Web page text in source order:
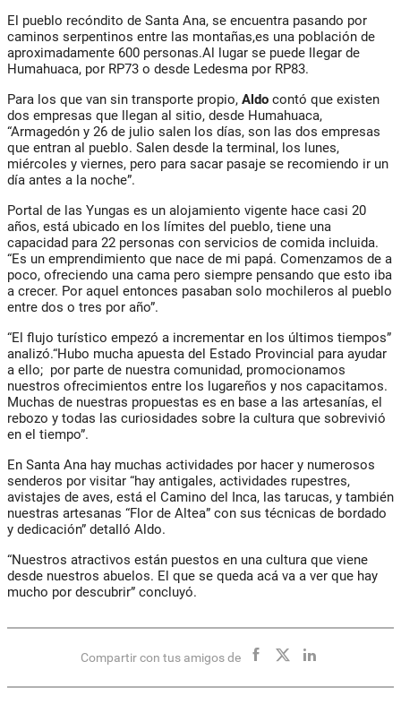
El pueblo recóndito de Santa Ana, se encuentra pasando por
caminos serpentinos entre las montañas,es una población de
aproximadamente 600 personas.Al lugar se puede llegar de
Humahuaca, por RP73 o desde Ledesma por RP83.
Para los que van sin transporte propio, Aldo contó que existen
dos empresas que llegan al sitio, desde Humahuaca,
“Armagedón y 26 de julio salen los días, son las dos empresas
que entran al pueblo. Salen desde la terminal, los lunes,
miércoles y viernes, pero para sacar pasaje se recomiendo ir un
día antes a la noche”.
Portal de las Yungas es un alojamiento vigente hace casi 20
años, está ubicado en los límites del pueblo, tiene una
capacidad para 22 personas con servicios de comida incluida.
“Es un emprendimiento que nace de mi papá. Comenzamos de a
poco, ofreciendo una cama pero siempre pensando que esto iba
a crecer. Por aquel entonces pasaban solo mochileros al pueblo
entre dos o tres por año”.
“El flujo turístico empezó a incrementar en los últimos tiempos”
analizó.“Hubo mucha apuesta del Estado Provincial para ayudar
a ello; por parte de nuestra comunidad, promocionamos
nuestros ofrecimientos entre los lugareños y nos capacitamos.
Muchas de nuestras propuestas es en base a las artesanías, el
rebozo y todas las curiosidades sobre la cultura que sobrevivió
en el tiempo”.
En Santa Ana hay muchas actividades por hacer y numerosos
senderos por visitar “hay antigales, actividades rupestres,
avistajes de aves, está el Camino del Inca, las tarucas, y también
nuestras artesanas “Flor de Altea” con sus técnicas de bordado
y dedicación” detalló Aldo.
“Nuestros atractivos están puestos en una cultura que viene
desde nuestros abuelos. El que se queda acá va a ver que hay
mucho por descubrir” concluyó.
Compartir con tus amigos de